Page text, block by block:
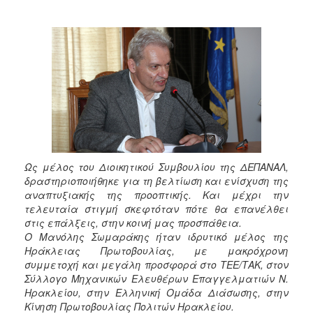
Ως μέλος του Διοικητικού Συμβουλίου της ΔΕΠΑΝΑΛ,
δραστηριοποιήθηκε για τη βελτίωση και ενίσχυση της
αναπτυξιακής της προοπτικής. Και μέχρι την
τελευταία στιγμή σκεφτόταν πότε θα επανέλθει
στις επάλξεις, στην κοινή μας προσπάθεια.
Ο Μανόλης Σωμαράκης ήταν ιδρυτικό μέλος της
Ηράκλειας Πρωτοβουλίας, με μακρόχρονη
συμμετοχή και μεγάλη προσφορά στο ΤΕΕ/ΤΑΚ, στον
Σύλλογο Μηχανικών Ελευθέρων Επαγγελματιών Ν.
Ηρακλείου, στην Ελληνική Ομάδα Διάσωσης, στην
Κίνηση Πρωτοβουλίας Πολιτών Ηρακλείου.